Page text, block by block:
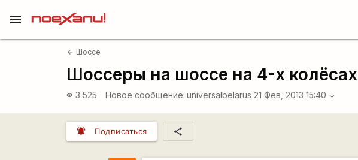
menu
arrow_back Шоссе
Шоссеры на шоссе на 4-х колёсах
visibility 3 525 Новое сообщение: universalbelarus 21 Фев, 2013 15:40 arrow_downward
notifications_active Подписаться share